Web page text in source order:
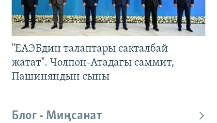
"ЕАЭБдин талаптары сакталбай
жатат". Чолпон-Атадагы саммит,
Пашиняндын сыны
Блог - Миңсанат